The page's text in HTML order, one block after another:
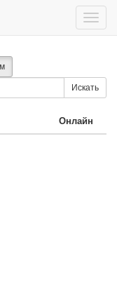
Toggle
Искать
Онлайн